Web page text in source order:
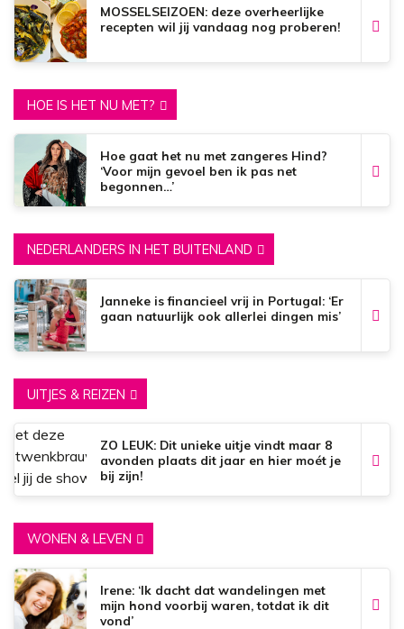
MOSSELSEIZOEN: deze overheerlijke
recepten wil jij vandaag nog proberen!
HOE IS HET NU MET?
Hoe gaat het nu met zangeres Hind?
‘Voor mijn gevoel ben ik pas net
begonnen…’
NEDERLANDERS IN HET BUITENLAND
Janneke is financieel vrij in Portugal: ‘Er
gaan natuurlijk ook allerlei dingen mis’
UITJES & REIZEN
ZO LEUK: Dit unieke uitje vindt maar 8
avonden plaats dit jaar en hier moét je
bij zijn!
WONEN & LEVEN
Irene: ‘Ik dacht dat wandelingen met
mijn hond voorbij waren, totdat ik dit
vond’